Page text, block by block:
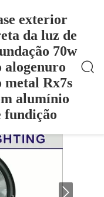
exterior
da luz de
70w
alogenuro
metal Rx7s
alumínio
fundição
70w Do Al
De Fundição
de inundação
Rx7s com